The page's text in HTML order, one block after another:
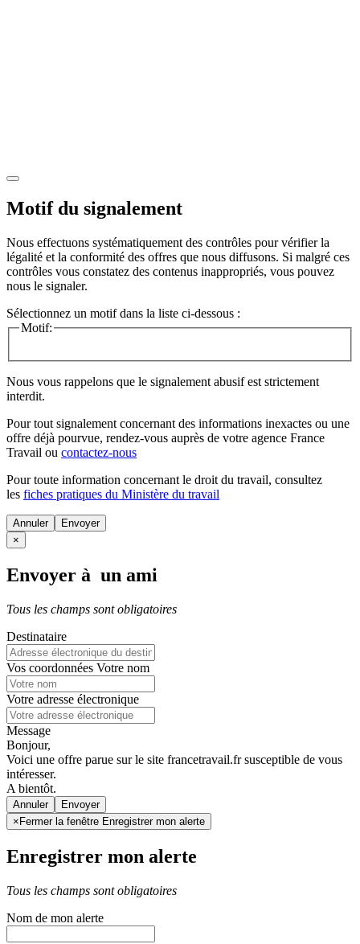
Motif du signalement
Nous effectuons systématiquement des contrôles pour vérifier la
légalité et la conformité des offres que nous diffusons. Si malgré ces
contrôles vous constatez des contenus inappropriés, vous pouvez
nous le signaler.
Sélectionnez un motif dans la liste ci-dessous :
Motif:
Nous vous rappelons que le signalement abusif est strictement
interdit.
Pour tout signalement concernant des informations inexactes ou une
offre déjà pourvue, rendez-vous auprès de votre agence France
Travail ou contactez-nous
Pour toute information concernant le droit du travail, consultez
les fiches pratiques du Ministère du travail
Annuler
×
Envoyer à un ami
Tous les champs sont obligatoires
Destinataire
Vos coordonnées Votre nom
Votre adresse électronique
Message
Bonjour,
Voici une offre parue sur le site francetravail.fr susceptible de vous
intéresser.
A bientôt.
Annuler
× Fermer la fenêtre Enregistrer mon alerte
Enregistrer mon alerte
Tous les champs sont obligatoires
Nom de mon alerte